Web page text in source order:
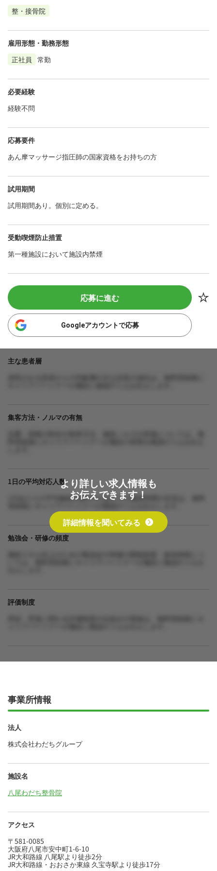
整・接骨院
雇用形態・勤務形態
正社員
常勤
必要経験
経験不問
応募要件
あん摩マッサージ指圧師の国家資格をお持ちの方
試用期間
試用期間あり。個別に定める。
受動喫煙防止措置
第一種施設において施設内禁煙
応募に進む
Googleアカウントで応募
主な患者層
集客方法・ノルマの有無
1日の平均対応人数
1日あたりの平均施術人数や1人あたりの施術時間の目安は、無料
勉強会・研修の頻度
評価制度
より詳しい求人情報も
お伝えできます！
詳細情報を聞いてみる
事業所情報
法人
株式会社わだちグループ
施設名
八尾わだち整骨院
アクセス
〒581-0085
大阪府八尾市安中町1-6-10
JR大和路線 八尾駅より徒歩2分
JR大和路線・おおさか東線 久宝寺駅より徒歩17分